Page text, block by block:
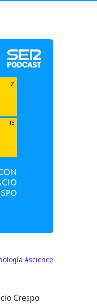
Read about our content policies
#science
Crespo